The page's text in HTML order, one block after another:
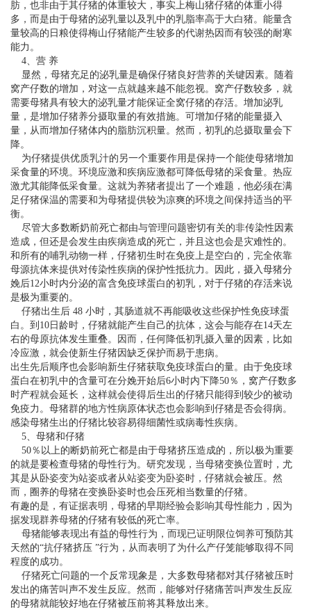
肪，也非由于其仔猪的体重较大，事实上梅山猪仔猪的体重小得
多，而是由于母猪的泌乳量以及乳中的乳脂率高于大白猪。能量含
量较高的日粮使得梅山仔猪能产生较多的代谢热因而有较强的耐寒
能力。
4、营 养
显然，母猪充足的泌乳量是确保仔猪良好营养的关键因素。随着
窝产仔数的增加，对这一点就越来越不能忽视。窝产仔数较多，就
需要母猪具有较大的泌乳量才能保证全窝仔猪的存活。增加泌乳
量，是增加仔猪养分摄取量的有效措施。可增加仔猪的能量摄入
量，从而增加仔猪体内的脂肪沉积量。然而，初乳的总摄取量会下
降。
为仔猪提供优质乳汁的另一个重要作用是保持一个能使母猪增加
采食量的环境。环境应激和疾病应激都可降低母猪的采食量。热应
激尤其能降低采食量。这就为养猪者提出了一个难题，他必须在满
足仔猪保温的需要和为母猪提供较为凉爽的环境之间保持适当的平
衡。
尽管大多数断奶前死亡都由与管理问题密切有关的非传染性因素
造成，但还是会发生由疾病造成的死亡，并且这也会是灾难性的。
和所有的哺乳动物一样，仔猪初生时在免疫上是空白的，完全依靠
母源抗体来提供对传染性疾病的保护性抵抗力。因此，摄入母猪分
娩后12小时内分泌的富含免疫球蛋白的初乳，对于仔猪的存活来说
是极为重要的。
仔猪出生后 48 小时，其肠道就不再能吸收这些保护性免疫球蛋
白。到10日龄时，仔猪就能产生自己的抗体，这会与能存在14天左
右的母原抗体发生重叠。因而，任何降低初乳摄入量的因素，比如
冷应激，就会使新生仔猪因缺乏保护而易于患病。
出生先后顺序也会影响新生仔猪获取免疫球蛋白的量。由于免疫球
蛋白在初乳中的含量可在分娩开始后6小时内下降50％，窝产仔数多
时产程就会延长，这样就会使得后生出的仔猪只能得到较少的被动
免疫力。母猪群的地方性病原体状态也会影响到仔猪是否会得病。
感染母猪生出的仔猪比较容易得细菌性或病毒性疾病。
5、母猪和仔猪
50％以上的断奶前死亡都是由于母猪挤压造成的，所以极为重要
的就是要检查母猪的母性行为。研究发现，当母猪变换位置时，尤
其是从卧姿变为站姿或者从站姿变为卧姿时，仔猪就会被压。然
而，圈养的母猪在变换卧姿时也会压死相当数量的仔猪。
有趣的是，有证据表明，母猪的早期经验会影响其母性能力，因为
据发现群养母猪的仔猪有较低的死亡率。
母猪能够表现出有益的母性行为，而现已证明限位饲养可预防其
天然的“抗仔猪挤压 ”行为，从而表明了为什么产仔笼能够取得不同
程度的成功。
仔猪死亡问题的一个反常现象是，大多数母猪都对其仔猪被压时
发出的痛苦叫声不发生反应。然而，能够对仔猪痛苦叫声发生反应
的母猪就能较好地在仔猪被压前将其释放出来。